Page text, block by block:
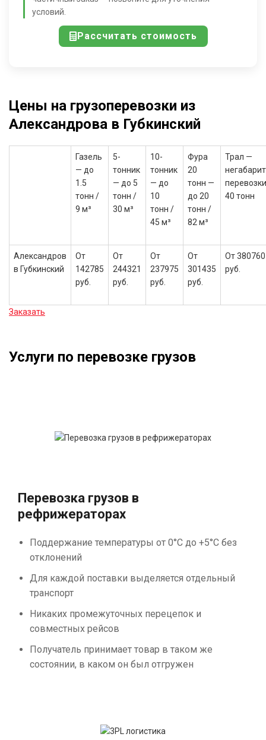
условий.
Рассчитать стоимость
Цены на грузоперевозки из
Александрова в Губкинский
Газель
— до
1.5
тонн /
9 м³
5-
тонник
— до 5
тонн /
30 м³
10-
тонник
— до
10
тонн /
45 м³
Фура
20
тонн —
до 20
тонн /
82 м³
Трал —
40 тонн
Александров
в Губкинский
От
142785
руб.
От
244321
руб.
От
237975
руб.
От
301435
руб.
От 380760
руб.
Заказать
Услуги по перевозке грузов
Перевозка грузов в
рефрижераторах
Поддержание температуры от 0°С до +5°С без
отклонений
Для каждой поставки выделяется отдельный
транспорт
Никаких промежуточных перецепок и
совместных рейсов
Получатель принимает товар в таком же
состоянии, в каком он был отгружен